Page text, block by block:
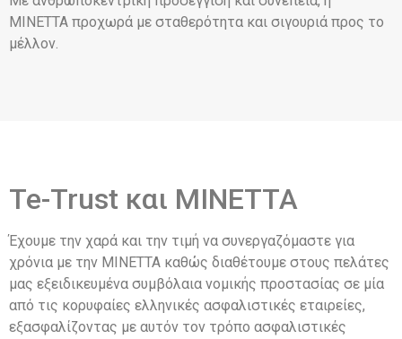
MINETTA προχωρά με σταθερότητα και σιγουριά προς το
μέλλον.
Te-Trust και MINETTA
Έχουμε την χαρά και την τιμή να συνεργαζόμαστε για
χρόνια με την MINETTA καθώς διαθέτουμε στους πελάτες
μας εξειδικευμένα συμβόλαια νομικής προστασίας σε μία
από τις κορυφαίες ελληνικές ασφαλιστικές εταιρείες,
εξασφαλίζοντας με αυτόν τον τρόπο ασφαλιστικές